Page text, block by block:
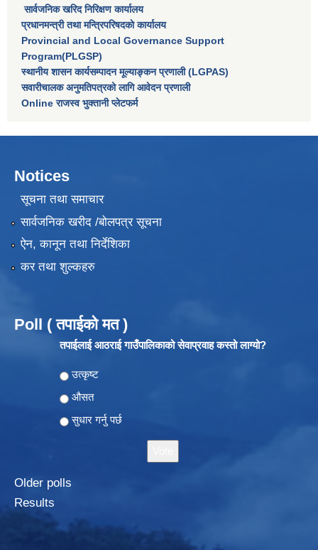
सार्वजनिक खरिद निरिक्षण कार्यालय
प्रधानमन्त्री तथा मन्त्रिपरिषदकाे कार्यालय
Provincial and Local Governance Support
Program(PLGSP)
स्थानीय शासन कार्यसम्पादन मूल्याङ्कन प्रणाली (LGPAS)
सवारीचालक अनुमतिपत्रको लागि आवेदन प्रणाली
Online राजस्व भुक्तानी प्लेटफर्म
Notices
सूचना तथा समाचार
सार्वजनिक खरीद /बोलपत्र सूचना
ऐन, कानून तथा निर्देशिका
कर तथा शुल्कहरु
Poll ( तपाईको मत )
तपाईलाई आठराई गाउँपालिकाको सेवाप्रवाह कस्तो लाग्यो?
Choices
उत्कृष्ट
औसत
सुधार गर्नु पर्छ
Older polls
Results